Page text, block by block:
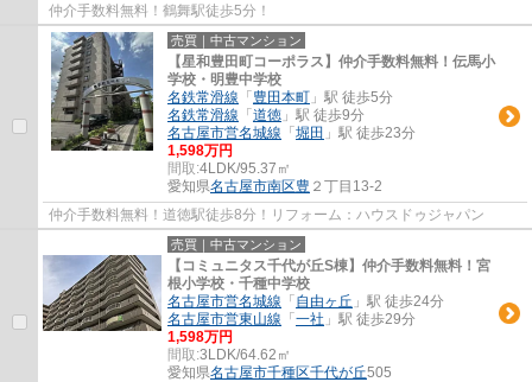
仲介手数料無料！鶴舞駅徒歩5分！
売買｜中古マンション
【星和豊田町コーポラス】仲介手数料無料！伝馬小
学校・明豊中学校
名鉄常滑線 「 豊田本町 」駅 徒歩5分
名鉄常滑線 「 道徳 」駅 徒歩9分
名古屋市営名城線 「 堀田 」駅 徒歩23分
1,598万円
間取:4LDK/95.37㎡
愛知県名古屋市南区豊 ２丁目13-2
仲介手数料無料！道徳駅徒歩8分！リフォーム：ハウスドゥジャパン
売買｜中古マンション
【コミュニタス千代が丘S棟】仲介手数料無料！宮
根小学校・千種中学校
名古屋市営名城線 「 自由ヶ丘 」駅 徒歩24分
名古屋市営東山線 「 一社 」駅 徒歩29分
1,598万円
間取:3LDK/64.62㎡
愛知県名古屋市千種区千代が丘505